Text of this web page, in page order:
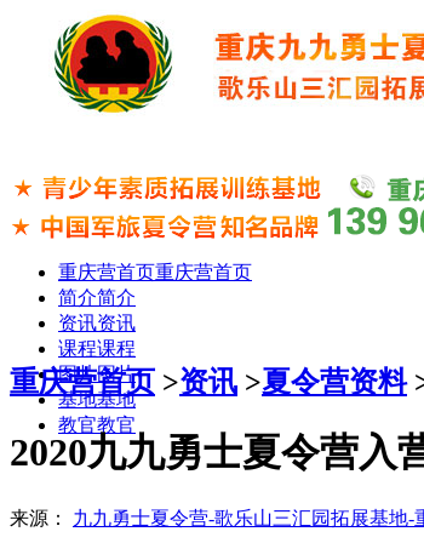
重庆营首页重庆营首页
简介简介
资讯资讯
课程课程
图片图片
基地基地
教官教官
重庆营首页 >资讯 >夏令营资料
2020九九勇士夏令营入
来源： 九九勇士夏令营-歌乐山三汇园拓展基地-